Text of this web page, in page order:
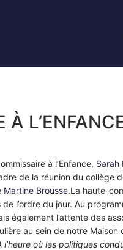
à l’Enfance, Sarah
de la réunion du collège
Martine Brousse.La haute-
l’ordre du jour. Au
également l’attente des
au sein de notre Maison
l’heure où les politiques